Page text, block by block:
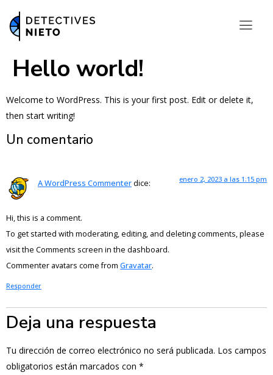
Hello world!
Welcome to WordPress. This is your first post. Edit or delete it,
then start writing!
Un comentario
A WordPress Commenterdice: enero 2, 2023 a las 1:15 pm
Hi, this is a comment.
To get started with moderating, editing, and deleting comments, please
visit the Comments screen in the dashboard.
Commenter avatars come from Gravatar.
Responder
Deja una respuesta
Tu dirección de correo electrónico no será publicada. Los campos
obligatorios están marcados con *